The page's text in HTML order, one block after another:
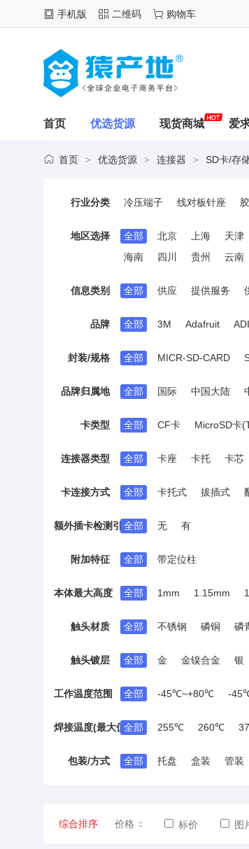
手机版 二维码 购物车
首页 优选货源 现货商城 爱
首页 > 优选货源 > 连接器 > SD卡/存
行业分类 冷压端子 线对板针座
D-Sub/VGA连接器
DVI连
IC/晶体管插座
RF射频同
以太网连接器(RJ45 RJ11)
测试点/测试环
香蕉头/鳄
地区选择 全部 北京 上海 天津
海南
四川 贵州 云南
信息类别 全部 供应 提供服务
品牌 全部 3M Adafruit
hanxia(韩下)
MINTRON(明硕)
MOLEX
XKB Connection(中国星坤)
封装/规格 全部 MICR-SD-CARD
品牌归属地 全部 国际 中国大陆
卡类型 全部 CF卡 MicroSD卡
连接器类型 全部 卡座 卡托 卡芯
卡连接方式 全部 卡托式 拔插式
额外插卡检测引脚全部 无 有
附加特征 全部 带定位柱
本体最大高度 全部 1mm 1.15mm
2.05mm
2.1mm
2.87mm
2.9mm 2.95mm
触头材质 全部 不锈钢 磷铜 磷
触头镀层 全部 金 金镍合金 银
工作温度范围 全部 -45℃~+80℃ -
焊接温度(最大值)全部 255℃ 260℃
包装/方式 全部 托盘 盒装 管装
综合排序 价格 标价 图